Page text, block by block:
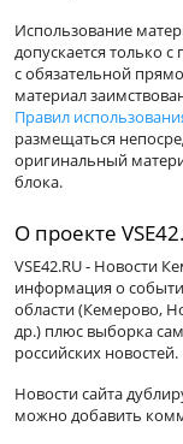
Использование
допускается только
с обязательной
материал
Правил
размещаться
оригинальный
блока.
О проекте
VSE42.RU - Новости
информация о
области (Кемерово,
др.) плюс выборка
российских новостей.
Новости сайта
можно добавить